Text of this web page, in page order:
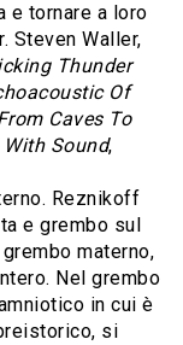
e tornare a loro
Steven Waller,
Thunder
Of
Caves To
Sound,
Reznikoff
e grembo sul
materno,
Nel grembo
in cui è
si